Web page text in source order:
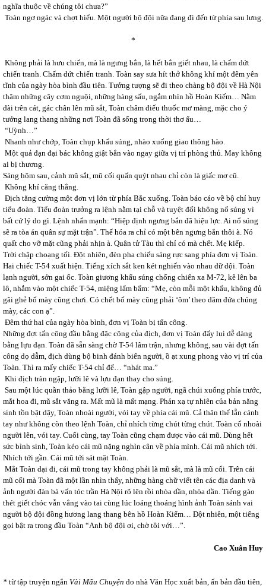
nghĩa thuộc về chúng tôi chưa?”
Toàn ngơ ngác và chợt hiểu. Một người bộ đội nữa đang đi đến từ phía sau lưng.
*
Không phải là hưu chiến, mà là ngưng bắn, là hết bắn giết nhau, là chấm dứt
chiến tranh. Chấm dứt chiến tranh. Toàn say sưa hít thở không khí một đêm yên
tĩnh của ngày hòa bình đầu tiên. Tưởng tượng sẽ đi theo chàng bộ đội về Hà Nội
thăm những cây cơm nguội, những hàng sấu, ngắm nhìn hồ Hoàn Kiếm… Nằm
dài trên cát, gác chân lên mũ sắt, Toàn châm điếu thuốc mơ màng, mặc cho ý
tưởng lang thang những nơi Toàn đã sống trong thời thơ ấu…
“Uỳnh…”
Nhanh như chớp, Toàn chụp khẩu súng, nhào xuống giao thông hào.
Một quả đạn đại bác không giật bắn vào ngay giữa vị trí phòng thủ. May không
ai bị thương.
Sáng hôm sau, cảnh mũ sắt, mũ cối quấn quýt nhau chỉ còn là giấc mơ cũ.
Không khí căng thẳng.
Địch tăng cường một đơn vị lớn từ phía Bắc xuống. Toàn báo cáo về bộ chỉ huy
tiểu đoàn. Tiểu đoàn trưởng ra lệnh nằm tại chỗ và tuyệt đối không nổ súng vì
bất cứ lý do gì. Lệnh nhấn mạnh: “Hiệp định ngưng bắn đã hiệu lực. Ai nổ súng
sẽ ra tòa án quân sự mặt trận”. Thế hóa ra chỉ có một bên ngưng bắn thôi à. Nó
quất cho vỡ mặt cũng phải nhịn à. Quân tử Tàu thì chỉ có mà chết. Mẹ kiếp.
Trời chập choạng tối. Đột nhiên, đèn pha chiếu sáng rực sang phía đơn vị Toàn.
Hai chiếc T-54 xuất hiện. Tiếng xích sắt ken két nghiến vào nhau dữ dội. Toàn
lạnh người, sởn gai ốc. Toàn giương khẩu súng chống chiến xa M-72, kê lên ba
lô, nhắm vào một chiếc T-54, miệng lẩm bẩm: “Mẹ, còn mỗi một khẩu, không đủ
gãi ghẻ bố mày cũng chơi. Có chết bố mày cũng phải ‘ôm’ theo dăm đứa chúng
mày, các con ạ”.
Đêm thứ hai của ngày hòa bình, đơn vị Toàn bị tấn công.
Những đợt tấn công đầu bằng đặc công của địch, đơn vị Toàn đẩy lui dễ dàng
bằng lựu đạn. Toàn đã sẵn sàng chờ T-54 lâm trận, nhưng không, sau vài đợt tấn
công dọ dẫm, địch dùng bộ binh đánh biển người, ồ ạt xung phong vào vị trí của
Toàn. Thì ra mấy chiếc T-54 chỉ để… “nhát ma.”
Khi địch tràn ngập, lưỡi lê và lựu đạn thay cho súng.
Sau một lúc quần thảo bằng lưỡi lê, Toàn gập người, ngã chúi xuống phía trước,
mắt hoa đi, mũ sắt văng ra. Mất mũ là mất mạng. Phản xạ tự nhiên của bản năng
sinh tồn bật dậy, Toàn nhoài người, vói tay về phía cái mũ. Cả thân thể lẫn cánh
tay như không còn theo lệnh Toàn, chỉ nhích từng chút từng chút. Toàn cố nhoài
người lên, vói tay. Cuối cùng, tay Toàn cũng chạm được vào cái mũ. Dùng hết
sức bình sinh, Toàn kéo cái mũ nặng nghìn cân về phía mình. Cái mũ nhích tới.
Nhích tới gần. Cái mũ tới sát mặt Toàn.
Mắt Toàn dại đi, cái mũ trong tay không phải là mũ sắt, mà là mũ cối. Trên cái
mũ cối mà Toàn đã một lần nhìn thấy, những hàng chữ viết tên các địa danh và
ảnh người đàn bà vấn tóc trần Hà Nội rõ lên rồi nhòa dần, nhòa dần. Tiếng gào
thét giết chóc vẫn vẳng vào tai cùng lúc loáng thoáng hình ảnh Toàn sánh vai
người bộ đội đồng hương lang thang bên hồ Hoàn Kiếm… Đột nhiên, một tiếng
gọi bật ra trong đầu Toàn “Anh bộ đội ơi, chờ tôi với…”.
Cao Xuân Huy
* từ tập truyện ngắn Vài Mẩu Chuyện do nhà Văn Học xuất bản, ấn bản đầu tiên,